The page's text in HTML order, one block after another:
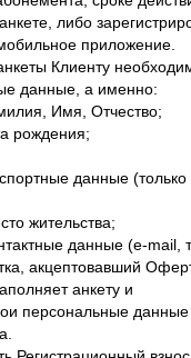
либо
приложение.
Клиенту
данные, а именно:
Отчество;
данные (только
данные (e-mail,
акцептовавший
анкету и
персональные